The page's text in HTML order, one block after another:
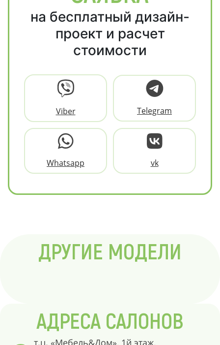
на бесплатный дизайн-
проект и расчет
стоимости
Viber Telegram
Whatsapp vk
ДРУГИЕ МОДЕЛИ
АДРЕСА САЛОНОВ
т.ц. «Мебель&Дом», 1й этаж,